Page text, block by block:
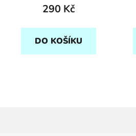
290 Kč
DO KOŠÍKU